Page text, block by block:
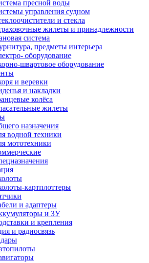
пресной воды
управления судном
и стекла
жилеты и принадлежности
система
предметы интерьера
оборудование
швартовое оборудование
и веревки
и накладки
колёса
жилеты
назначения
водной техники
мототехники
картплоттеры
и адаптеры
и ЗУ
и крепления
и радиосвязь